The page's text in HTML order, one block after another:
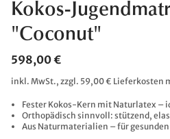
Kokos-
"Coconut"
598,00 €
inkl. MwSt., zzgl. 59,00 € Lieferkosten
Fester Kokos-Kern mit Naturlatex –
Orthopädisch sinnvoll: stützend,
Aus Naturmaterialien – für